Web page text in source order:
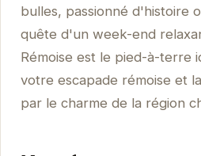
bulles, passionné d'histoire
quête d'un week-end
Rémoise est le pied-à-terre
votre escapade rémoise et
par le charme de la région